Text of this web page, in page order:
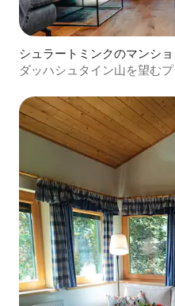
シュラートミンクのマンシ
ダッハシュタイン山を望む